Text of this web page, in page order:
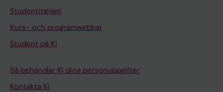
Studentmejlen
Kurs- och programwebbar
Student på KI
Så behandlar KI dina personuppgifter
Kontakta KI